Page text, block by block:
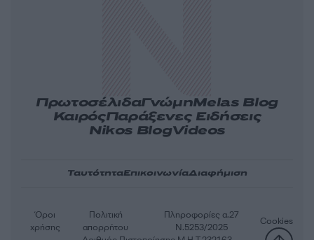
ΠρωτοσέλιδαΓνώμηMelas Blog
ΚαιρόςΠαράξενες Ειδήσεις
Nikos BlogVideos
ΤαυτότηταΕπικοινωνίαΔιαφήμιση
Όροι
χρήσης
Πολιτική
απορρήτου
Πληροφορίες α.27
Ν.5253/2025
Cookies